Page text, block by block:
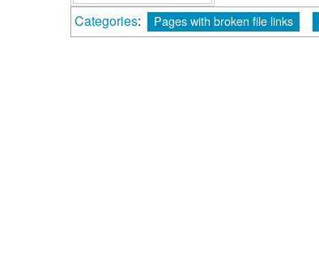
Categories: Pages with broken file links